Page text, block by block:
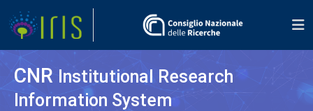
CNR Institutional Research
Information System